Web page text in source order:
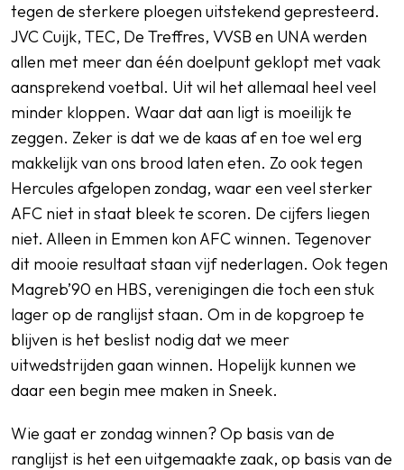
tegen de sterkere ploegen uitstekend gepresteerd.
JVC Cuijk, TEC, De Treffres, VVSB en UNA werden
allen met meer dan één doelpunt geklopt met vaak
aansprekend voetbal. Uit wil het allemaal heel veel
minder kloppen. Waar dat aan ligt is moeilijk te
zeggen. Zeker is dat we de kaas af en toe wel erg
makkelijk van ons brood laten eten. Zo ook tegen
Hercules afgelopen zondag, waar een veel sterker
AFC niet in staat bleek te scoren. De cijfers liegen
niet. Alleen in Emmen kon AFC winnen. Tegenover
dit mooie resultaat staan vijf nederlagen. Ook tegen
Magreb’90 en HBS, verenigingen die toch een stuk
lager op de ranglijst staan. Om in de kopgroep te
blijven is het beslist nodig dat we meer
uitwedstrijden gaan winnen. Hopelijk kunnen we
daar een begin mee maken in Sneek.
Wie gaat er zondag winnen? Op basis van de
ranglijst is het een uitgemaakte zaak, op basis van de